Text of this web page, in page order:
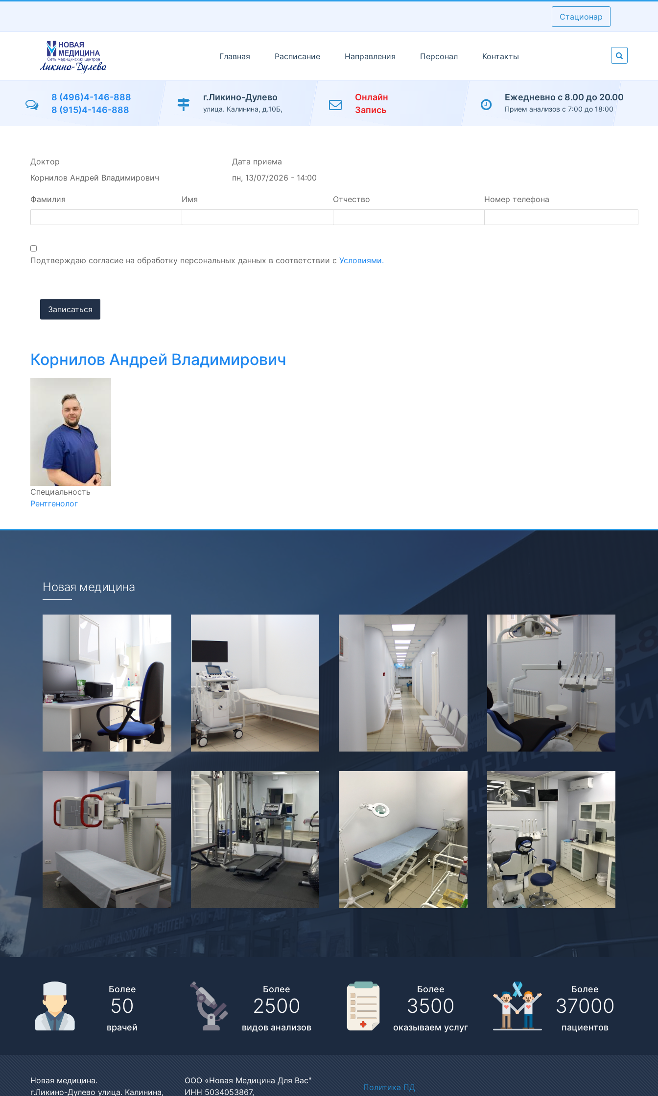
основному
содержанию
Стационар
Главная Расписание Направления Персонал Контакты
8 (496)4-146-888
8 (915)4-146-888
г.Ликино-Дулево
улица. Калинина, д.10Б,
Онлайн
Запись
Ежедневно с 8.00 до 20.00
Прием анализов с 7:00 до 18:00
Доктор
Корнилов Андрей Владимирович
Дата приема
пн, 13/07/2026 - 14:00
Фамилия Имя Отчество Номер телефона
Подтверждаю согласие на обработку персональных данных в соответствии с Условиями.
Корнилов Андрей Владимирович
Специальность
Рентгенолог
Новая медицина
Более
50
врачей
Более
2500
видов анализов
Более
3500
оказываем услуг
Более
37000
пациентов
Новая медицина.
г.Ликино-Дулево улица. Калинина,
ООО «Новая Медицина Для Вас"
ИНН 5034053867,
Политики
Политика ПД